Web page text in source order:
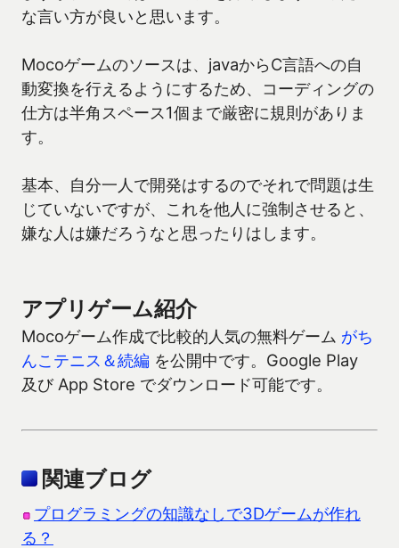
な言い方が良いと思います。
Mocoゲームのソースは、javaからC言語への自
動変換を行えるようにするため、コーディングの
仕方は半角スペース1個まで厳密に規則がありま
す。
基本、自分一人で開発はするのでそれで問題は生
じていないですが、これを他人に強制させると、
嫌な人は嫌だろうなと思ったりはします。
アプリゲーム紹介
Mocoゲーム作成で比較的人気の無料ゲーム がち
んこテニス＆続編 を公開中です。Google Play
及び App Store でダウンロード可能です。
関連ブログ
プログラミングの知識なしで3Dゲームが作れ
る？